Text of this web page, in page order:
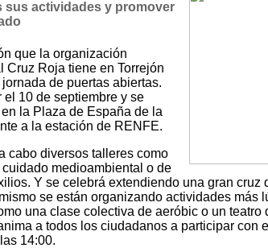
sus actividades y promover
que la organización
Cruz Roja tiene en Torrejón
de puertas abiertas.
el 10 de septiembre y se
la Plaza de España de la
a la estación de RENFE.
cabo diversos talleres como
medioambiental o de
Y se celebrá extendiendo una gran cruz
se están organizando actividades más
una clase colectiva de aeróbic o un
a todos los ciudadanos a participar con
14:00.